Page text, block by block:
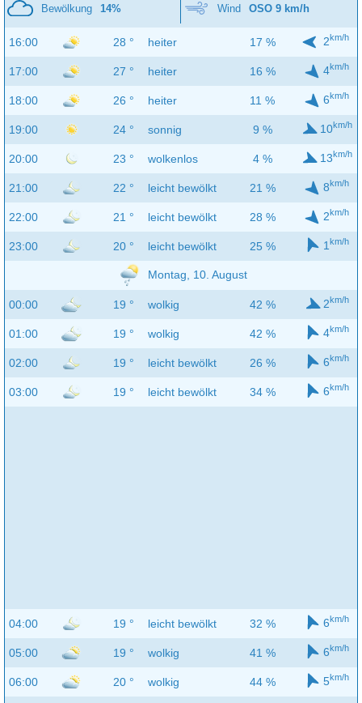
Bewölkung 14% Wind OSO 9 km/h
16:00 28 ° heiter 17 % 2km/h
17:00 27 ° heiter 16 % 4km/h
18:00 26 ° heiter 11 % 6km/h
19:00 24 ° sonnig 9 % 10km/h
20:00 23 ° wolkenlos 4 % 13km/h
21:00 22 ° leicht bewölkt 21 % 8km/h
22:00 21 ° leicht bewölkt 28 % 2km/h
23:00 20 ° leicht bewölkt 25 % 1 km/h
Montag, 10. August
00:00 19 ° wolkig 42 % 2km/h
01:00 19 ° wolkig 42 % 4km/h
02:00 19 ° leicht bewölkt 26 % 6km/h
03:00 19 ° leicht bewölkt 34 % 6km/h
04:00 19 ° leicht bewölkt 32 % 6km/h
05:00 19 ° wolkig 41 % 6km/h
06:00 20 ° wolkig 44 % 5km/h